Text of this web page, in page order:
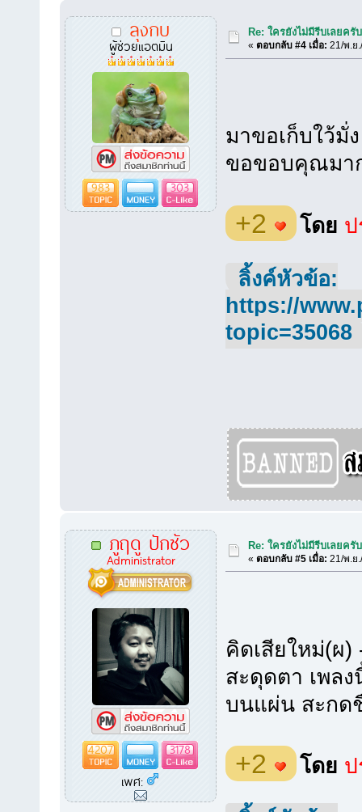
ลุงกบ
ผู้ช่วยแอตมิน
983 303
Re: ใครยังไม่มีรีบเลยครับ
«ตอบกลับ #4 เมื่อ: 21/พ.ย
มาขอเก็บใว้มั่
ขอขอบคุณมา
+2 โดย ป
ลิ้งค์หัวข้อ:
https://
topic=35068
ภูฤดู ปักซัว
Administrator
4207
3178
เพศ:
Re: ใครยังไม่มีรีบเลยครับ
«ตอบกลับ #5 เมื่อ: 21/พ.ย
คิดเสียใหม่(ผ)
สะดุดตา เพล
บนแผ่น สะกด
+2 โดย ป